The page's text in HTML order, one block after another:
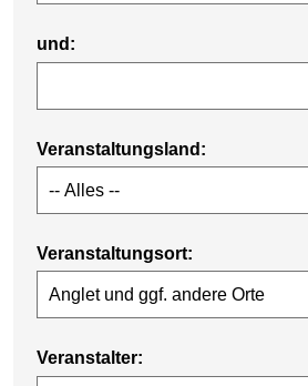
und:
Veranstaltungsland:
Veranstaltungsort:
Veranstalter: